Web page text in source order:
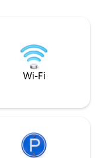
вагою менше 15
10 євро/день
Wi-Fi